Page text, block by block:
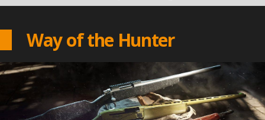
Way of the Hunter